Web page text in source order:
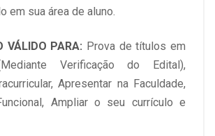
em sua área de aluno.
VÁLIDO PARA: Prova de títulos em
Verificação do Edital),
Apresentar na Faculdade,
Ampliar o seu currículo e